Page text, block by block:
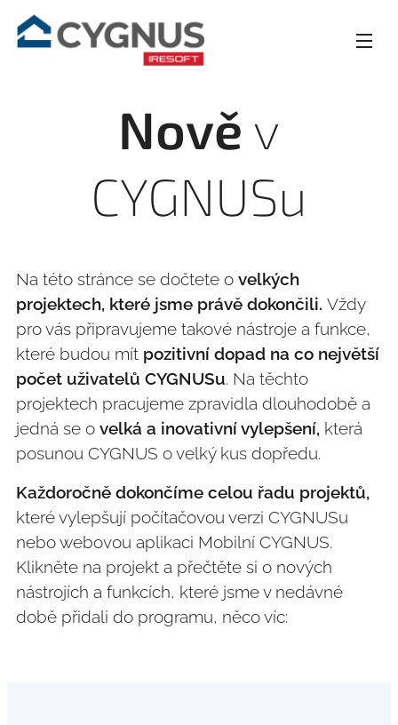
Nově v
CYGNUSu
Na této stránce se dočtete o velkých
projektech, které jsme právě dokončili. Vždy
pro vás připravujeme takové nástroje a funkce,
které budou mít pozitivní dopad na co největší
počet uživatelů CYGNUSu. Na těchto
projektech pracujeme zpravidla dlouhodobě a
jedná se o velká a inovativní vylepšení, která
posunou CYGNUS o velký kus dopředu.
Každoročně dokončíme celou řadu projektů,
které vylepšují počítačovou verzi CYGNUSu
nebo webovou aplikaci Mobilní CYGNUS.
Klikněte na projekt a přečtěte si o nových
nástrojích a funkcích, které jsme v nedávné
době přidali do programu, něco víc: